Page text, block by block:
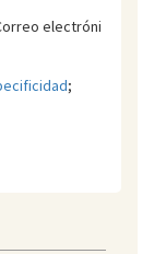
electróni
;